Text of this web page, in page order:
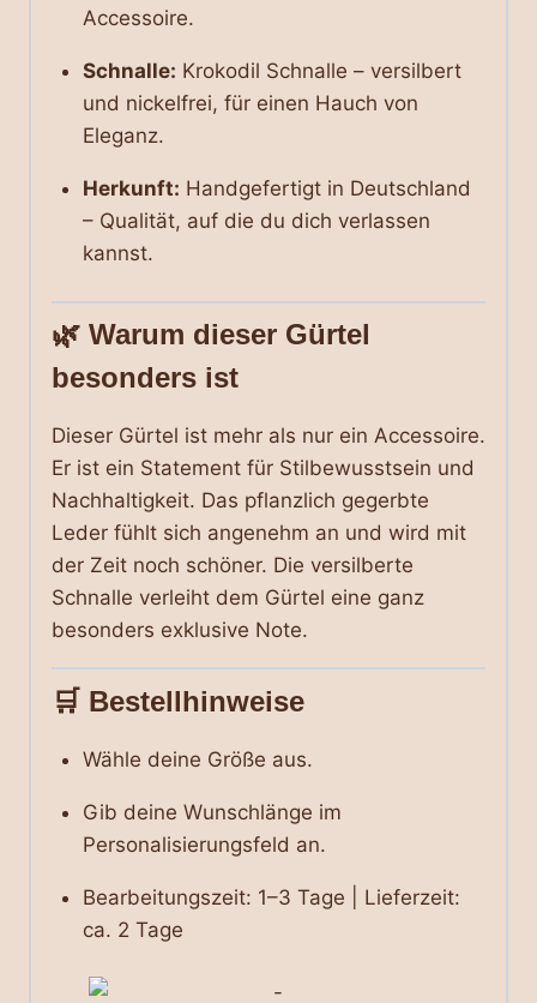
Accessoire.
Schnalle: Krokodil Schnalle – versilbert
und nickelfrei, für einen Hauch von
Eleganz.
Herkunft: Handgefertigt in Deutschland
– Qualität, auf die du dich verlassen
kannst.
🌿 Warum dieser Gürtel
besonders ist
Dieser Gürtel ist mehr als nur ein Accessoire.
Er ist ein Statement für Stilbewusstsein und
Nachhaltigkeit. Das pflanzlich gegerbte
Leder fühlt sich angenehm an und wird mit
der Zeit noch schöner. Die versilberte
Schnalle verleiht dem Gürtel eine ganz
besonders exklusive Note.
🛒 Bestellhinweise
Wähle deine Größe aus.
Gib deine Wunschlänge im
Personalisierungsfeld an.
Bearbeitungszeit: 1–3 Tage | Lieferzeit:
ca. 2 Tage